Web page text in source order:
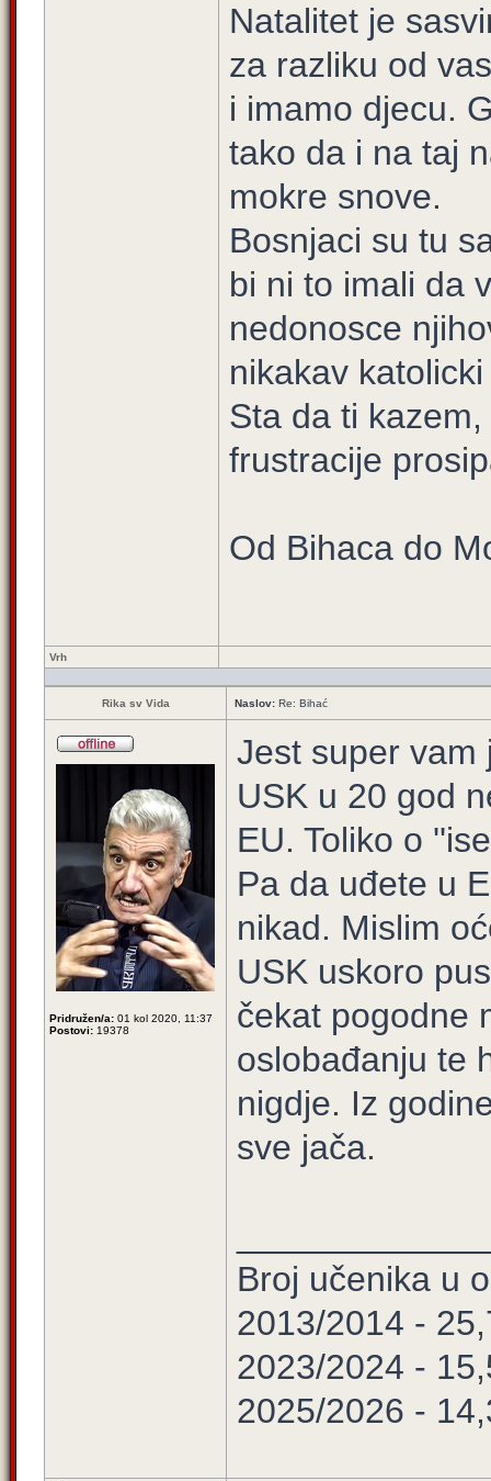
Natalitet je
za razliku od
i imamo djecu.
tako da i na taj
mokre snove.
Bosnjaci su tu
bi ni to imali da
nedonosce
nikakav
Sta da ti
frustracije
Od Bihaca do
Vrh
Rika sv Vida Naslov: Re: Bihać
Pridružen/a: 01 kol 2020, 11:37
Postovi: 19378
Jest super vam
USK u 20 god
EU. Toliko o
Pa da uđete u
nikad. Mislim
USK uskoro
čekat pogodne
oslobađanju te
nigdje. Iz
sve jača.
Broj učenika u
2013/2014 -
2023/2024 -
2025/2026 -